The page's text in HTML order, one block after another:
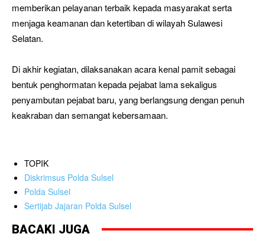
memberikan pelayanan terbaik kepada masyarakat serta
menjaga keamanan dan ketertiban di wilayah Sulawesi
Selatan.
Di akhir kegiatan, dilaksanakan acara kenal pamit sebagai
bentuk penghormatan kepada pejabat lama sekaligus
penyambutan pejabat baru, yang berlangsung dengan penuh
keakraban dan semangat kebersamaan.
TOPIK
Diskrimsus Polda Sulsel
Polda Sulsel
Sertijab Jajaran Polda Sulsel
BACAKI JUGA